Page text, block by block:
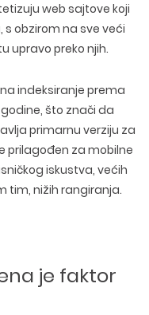
web sajtove koji
, s obzirom na sve veći
upravo preko njih.
indeksiranje prema
što znači da
primarnu verziju za
prilagođen za mobilne
iskustva, većih
tim, nižih rangiranja.
je faktor